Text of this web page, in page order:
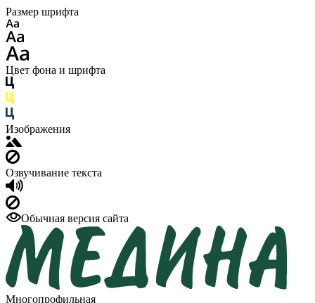
Размер шрифта
Цвет фона и шрифта
Изображения
Озвучивание текста
Обычная версия сайта
Многопрофильная